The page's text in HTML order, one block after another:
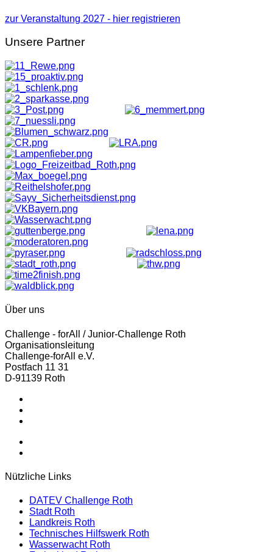
zur Veranstaltung 2027 - hier registrieren
Unsere Partner
Über uns
Challenge - forAll / Junior-Challenge Roth
Organisationsleitung
Challenge-forAll e.V.
Postfach 11 31
D-91139 Roth
Nützliche Links
DATEV Challenge Roth
Stadt Roth
Landkreis Roth
Technisches Hilfswerk Roth
Wasserwacht Roth